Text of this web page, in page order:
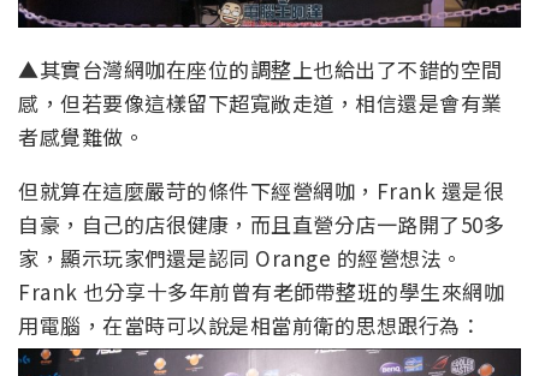
▲其實台灣網咖在座位的調整上也給出了不錯的空間
感，但若要像這樣留下超寬敞走道，相信還是會有業
者感覺難做。
但就算在這麼嚴苛的條件下經營網咖，Frank 還是很
自豪，自己的店很健康，而且直營分店一路開了50多
家，顯示玩家們還是認同 Orange 的經營想法。
Frank 也分享十多年前曾有老師帶整班的學生來網咖
用電腦，在當時可以說是相當前衛的思想跟行為：